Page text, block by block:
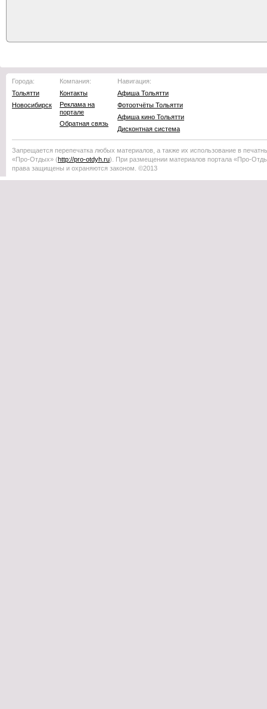
Города:
Тольятти
Новосибирск
Компания:
Контакты
Реклама на
портале
Обратная связь
Навигация:
Афиша Тольятти
Фотоотчёты Тольятти
Афиша кино Тольятти
Дисконтная система
Запрещается перепечатка любых материалов, а также их использование в
«Про-Отдых» (http://pro-otdyh .ru). При размещении материалов портала «Про-
права защищены и охраняются законом. ©2013